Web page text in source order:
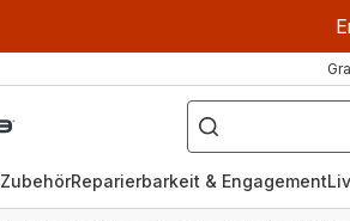
Rowenta
Wonach
suchen
Sie?
ZubehörReparierbarkeit & Engagement